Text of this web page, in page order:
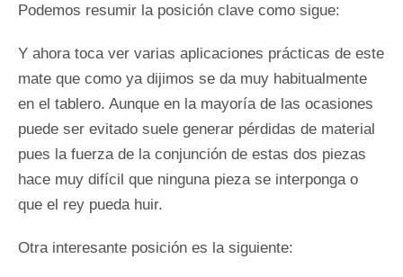
Podemos resumir la posición clave como sigue:
Y ahora toca ver varias aplicaciones prácticas de este
mate que como ya dijimos se da muy habitualmente
en el tablero. Aunque en la mayoría de las ocasiones
puede ser evitado suele generar pérdidas de material
pues la fuerza de la conjunción de estas dos piezas
hace muy difícil que ninguna pieza se interponga o
que el rey pueda huir.
Otra interesante posición es la siguiente: